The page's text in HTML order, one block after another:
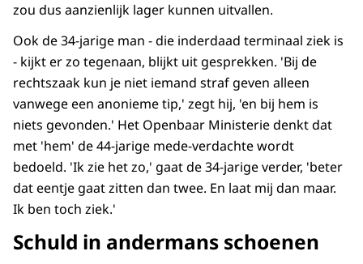
zou dus aanzienlijk lager kunnen uitvallen.
Ook de 34-jarige man - die inderdaad terminaal ziek is
- kijkt er zo tegenaan, blijkt uit gesprekken. 'Bij de
rechtszaak kun je niet iemand straf geven alleen
vanwege een anonieme tip,' zegt hij, 'en bij hem is
niets gevonden.' Het Openbaar Ministerie denkt dat
met 'hem' de 44-jarige mede-verdachte wordt
bedoeld. 'Ik zie het zo,' gaat de 34-jarige verder, 'beter
dat eentje gaat zitten dan twee. En laat mij dan maar.
Ik ben toch ziek.'
Schuld in andermans schoenen